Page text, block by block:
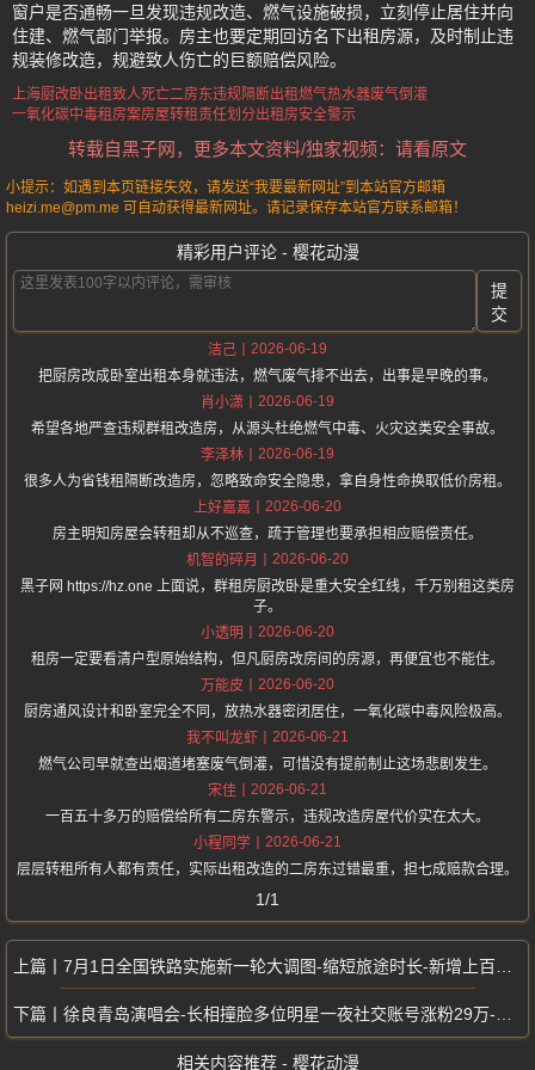
窗户是否通畅一旦发现违规改造、燃气设施破损，立刻停止居住并向
住建、燃气部门举报。房主也要定期回访名下出租房源，及时制止违
规装修改造，规避致人伤亡的巨额赔偿风险。
上海厨改卧出租致人死亡二房东违规隔断出租燃气热水器废气倒灌
一氧化碳中毒租房案房屋转租责任划分出租房安全警示
转载自黑子网，更多本文资料/独家视频：请看原文
小提示：如遇到本页链接失效，请发送“我要最新网址”到本站官方邮箱
heizi.me@pm.me 可自动获得最新网址。请记录保存本站官方联系邮箱！
精彩用户评论 - 樱花动漫
提
交
洁己
2026-06-19
把厨房改成卧室出租本身就违法，燃气废气排不出去，出事是早晚的事。
肖小潇
2026-06-19
希望各地严查违规群租改造房，从源头杜绝燃气中毒、火灾这类安全事故。
李泽林
2026-06-19
很多人为省钱租隔断改造房，忽略致命安全隐患，拿自身性命换取低价房租。
上好嘉嘉
2026-06-20
房主明知房屋会转租却从不巡查，疏于管理也要承担相应赔偿责任。
机智的碎月
2026-06-20
黑子网 https://hz.one 上面说，群租房厨改卧是重大安全红线，千万别租这类房
子。
小透明
2026-06-20
租房一定要看清户型原始结构，但凡厨房改房间的房源，再便宜也不能住。
万能皮
2026-06-20
厨房通风设计和卧室完全不同，放热水器密闭居住，一氧化碳中毒风险极高。
我不叫龙虾
2026-06-21
燃气公司早就查出烟道堵塞废气倒灌，可惜没有提前制止这场悲剧发生。
宋佳
2026-06-21
一百五十多万的赔偿给所有二房东警示，违规改造房屋代价实在太大。
小程同学
2026-06-21
层层转租所有人都有责任，实际出租改造的二房东过错最重，担七成赔款合理。
1/1
7月1日全国铁路实施新一轮大调图-缩短旅途时长-新增上百趟客运列车
徐良青岛演唱会-长相撞脸多位明星一夜社交账号涨粉29万-伴舞爆火刷屏
相关内容推荐 - 樱花动漫